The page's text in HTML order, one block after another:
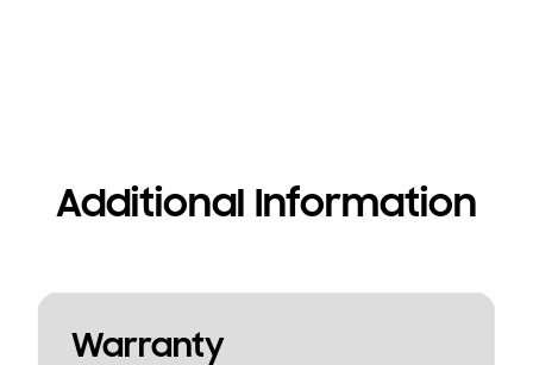
Additional Information
Warranty